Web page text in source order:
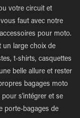
votre circuit et
faut avec notre
pour moto.
un large choix de
t-shirts, casquettes
belle allure et rester
bagages moto
pour s'intégrer et se
porte-bagages de